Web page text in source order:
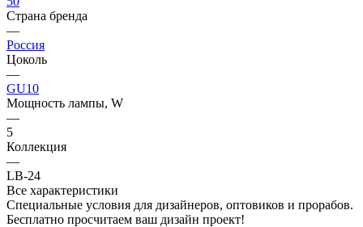
Страна бренда
—
Россия
Цоколь
—
GU10
Мощность лампы, W
—
5
Коллекция
—
LB-24
Все характеристики
Специальные условия для дизайнеров, оптовиков и прорабов.
Бесплатно просчитаем ваш дизайн проект!